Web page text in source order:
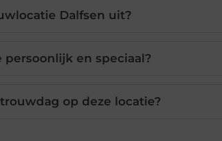
Dalfsen uit?
en speciaal?
op deze locatie?